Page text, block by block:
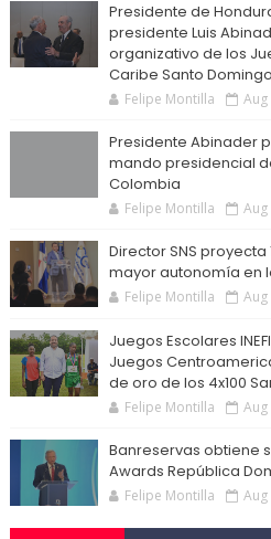
Presidente de
presidente Luis
organizativo de los
Caribe Santo
Felipe Montilla Aug
Presidente Abinader
mando presidencial
Colombia
Felipe Montilla Aug
Director SNS
mayor autonomía en
Felipe Montilla Aug
Juegos Escolares
Juegos
de oro de los 4x100
Felipe Montilla Aug
Banreservas obtiene
Awards República
Felipe Montilla Aug